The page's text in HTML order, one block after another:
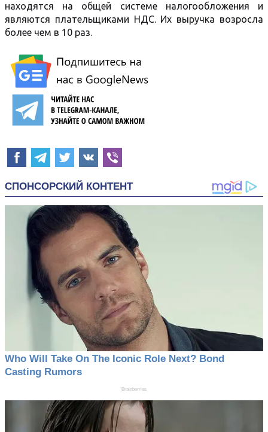
находятся на общей системе налогообложения и
являются плательщиками НДС. Их выручка возросла
более чем в 10 раз.